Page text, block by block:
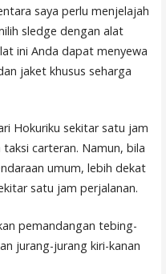
saya perlu menjelajah
sledge dengan alat
ini Anda dapat menyewa
jaket khusus seharga
Hokuriku sekitar satu jam
carteran. Namun, bila
umum, lebih dekat
satu jam perjalanan.
pemandangan tebing-
jurang-jurang kiri-kanan